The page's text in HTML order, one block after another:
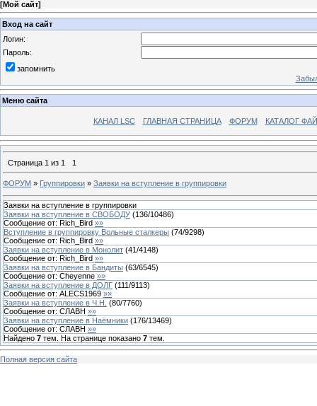
[Мой сайт]
Вход на сайт
Логин:
Пароль:
запомнить
Меню сайта
КАНАЛ LSC ГЛАВНАЯ СТРАНИЦА ФОРУМ КАТАЛОГ
Страница 1 из 1 1
ФОРУМ » Группировки » Заявки на вступление в группировки
Заявки на вступление в группировки
Заявки на вступление в СВОБОДУ (136/10486)
Сообщение от: Rich_Bird »»
Вступление в группировку Вольные сталкеры (74/9298)
Сообщение от: Rich_Bird »»
Заявки на вступление в Монолит (41/4148)
Сообщение от: Rich_Bird »»
Заявки на вступление в Бандиты (63/6545)
Сообщение от: Cheyenne »»
Заявки на вступление в ДОЛГ (111/9113)
Сообщение от: ALECS1969 »»
Заявки на вступление в Ч.Н. (80/7760)
Сообщение от: СЛАВН »»
Заявки на вступление в Наёмники (176/13469)
Сообщение от: СЛАВН »»
Найдено 7 тем. На странице показано 7 тем.
Полная версия сайта